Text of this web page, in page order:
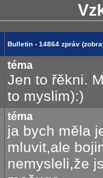
Bulletin - 14864 zpráv
téma
Jen to řěkni.
to myslim):)
téma
ja bych měla
mluvit,ale
nemysleli,že